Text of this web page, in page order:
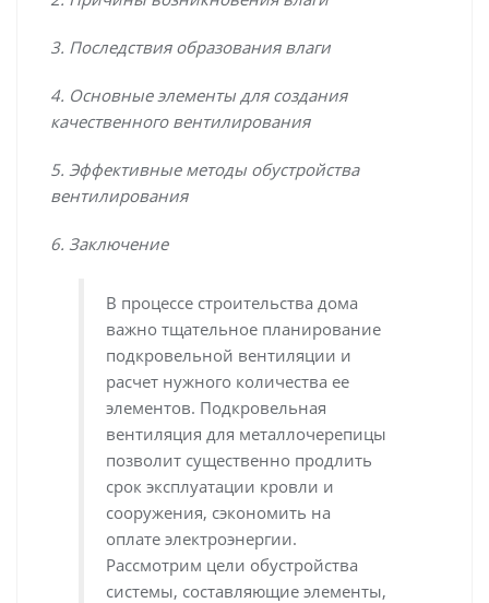
3. Последствия образования влаги
4. Основные элементы для создания
качественного вентилирования
5. Эффективные методы обустройства
вентилирования
6. Заключение
В процессе строительства дома
важно тщательное планирование
подкровельной вентиляции и
расчет нужного количества ее
элементов. Подкровельная
вентиляция для металлочерепицы
позволит существенно продлить
срок эксплуатации кровли и
сооружения, сэкономить на
оплате электроэнергии.
Рассмотрим цели обустройства
системы, составляющие элементы,